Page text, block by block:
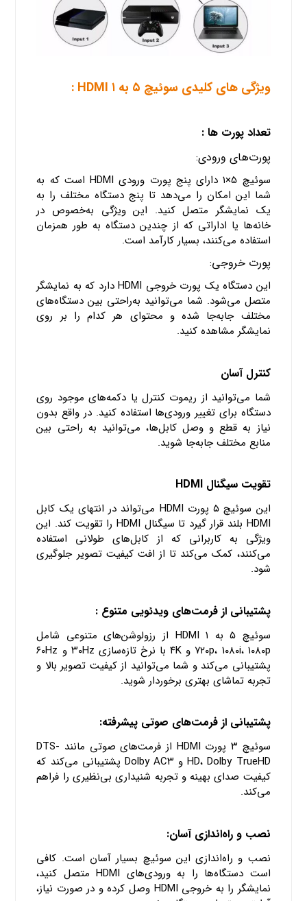
ویژگی های کلیدی سوئیچ ۵ به ۱ HDMI :
تعداد پورت ها :
پورت‌های ورودی:
سوئیچ ۵×۱ دارای پنج پورت ورودی HDMI است که به
شما این امکان را می‌دهد تا پنج دستگاه مختلف را به
یک نمایشگر متصل کنید. این ویژگی به‌خصوص در
خانه‌ها یا اداراتی که از چندین دستگاه به طور همزمان
استفاده می‌کنند، بسیار کارآمد است.
پورت خروجی:
این دستگاه یک پورت خروجی HDMI دارد که به نمایشگر
متصل می‌شود. شما می‌توانید به‌راحتی بین دستگاه‌های
مختلف جابه‌جا شده و محتوای هر کدام را بر روی
نمایشگر مشاهده کنید.
کنترل آسان
شما می‌توانید از ریموت کنترل یا دکمه‌های موجود روی
دستگاه برای تغییر ورودی‌ها استفاده کنید. در واقع بدون
نیاز به قطع و وصل کابل‌ها، می‌توانید به راحتی بین
منابع مختلف جابه‌جا شوید.
تقویت سیگنال HDMI
این سوئیچ ۵ پورت HDMI می‌تواند در انتهای یک کابل
HDMI بلند قرار گیرد تا سیگنال HDMI را تقویت کند. این
ویژگی به کاربرانی که از کابل‌های طولانی استفاده
می‌کنند، کمک می‌کند تا از افت کیفیت تصویر جلوگیری
شود.
پشتیبانی از فرمت‌های ویدئویی متنوع :
سوئیچ ۵ به ۱ HDMI از رزولوشن‌های متنوعی شامل
۷۲۰p، ۱۰۸۰i، ۱۰۸۰p و ۴K با نرخ تازه‌سازی ۳۰Hz و ۶۰Hz
پشتیبانی می‌کند و شما می‌توانید از کیفیت تصویر بالا و
تجربه تماشای بهتری برخوردار شوید.
پشتیبانی از فرمت‌های صوتی پیشرفته:
سوئیچ ۳ پورت HDMI از فرمت‌های صوتی مانند DTS-
HD، Dolby TrueHD و Dolby AC۳ پشتیبانی می‌کند که
کیفیت صدای بهینه و تجربه شنیداری بی‌نظیری را فراهم
می‌کند.
نصب و راه‌اندازی آسان:
نصب و راه‌اندازی این سوئیچ بسیار آسان است. کافی
است دستگاه‌ها را به ورودی‌های HDMI متصل کنید،
نمایشگر را به خروجی HDMI وصل کرده و در صورت نیاز،